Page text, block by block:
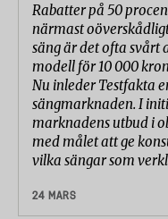
Rabatter på 50
närmast
säng är det ofta svårt
modell för 10 000
Nu inleder Testfakta
sängmarknaden. I
marknadens utbud i
med målet att ge
vilka sängar som
24 MARS